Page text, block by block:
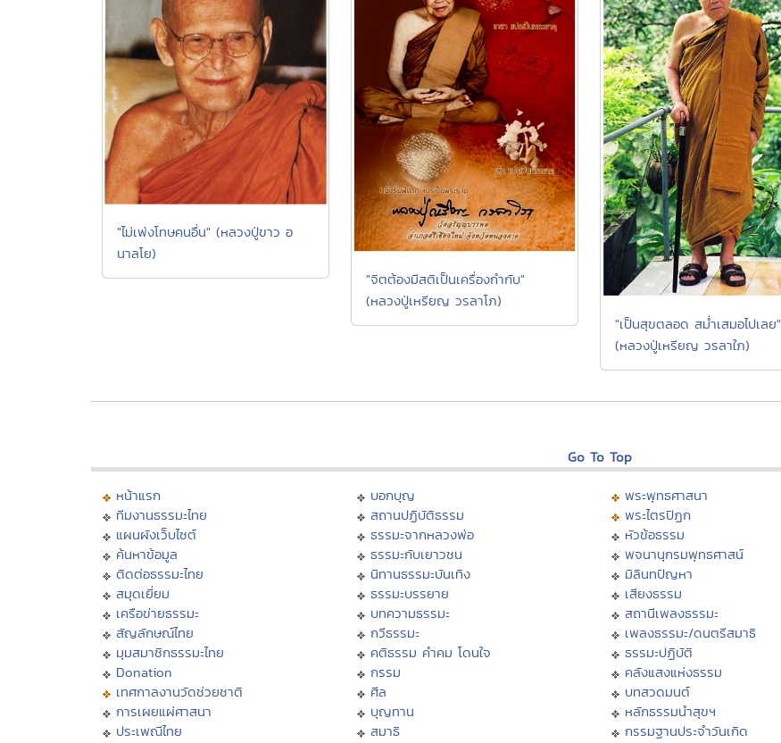
"ไม่เพ่งโทษคนอื่น" (หลวงปู่ขาว อ
นาลโย)
"จิตต้องมีสติเป็นเครื่องกำกับ"
(หลวงปู่เหรียญ วรลาโภ)
"เป็นสุขตลอด สม่ำเสมอไปเลย"
(หลวงปู่เหรียญ วรลาใภ)
Go To Top
หน้าแรก
ทีมงานธรรมะไทย
แผนผังเว็บไซต์
ค้นหาข้อมูล
ติดต่อธรรมะไทย
สมุดเยี่ยม
เครือข่ายธรรมะ
สัญลักษณ์ไทย
มุมสมาชิกธรรมะไทย
Donation
เทศกาลงานวัดช่วยชาติ
การเผยแผ่ศาสนา
ประเพณีไทย
บอกบุญ
สถานปฏิบัติธรรม
ธรรมะจากหลวงพ่อ
ธรรมะกับเยาวชน
นิทานธรรมะบันเทิง
ธรรมะบรรยาย
บทความธรรมะ
กวีธรรมะ
คติธรรม คำคม โดนใจ
กรรม
ศีล
บุญทาน
สมาธิ
พระพุทธศาสนา
พระไตรปิฏก
หัวข้อธรรม
พจนานุกรมพุทธศาสน์
มิลินทปัญหา
เสียงธรรม
สถานีเพลงธรรมะ
เพลงธรรมะ/ดนตรีสมาธิ
ธรรมะปฏิบัติ
คลังแสงแห่งธรรม
บทสวดมนต์
หลักธรรมนำสุขฯ
กรรมฐานประจำวันเกิด